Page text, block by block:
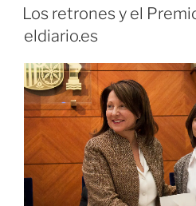
EL
Los retrones y el
eldiario.es